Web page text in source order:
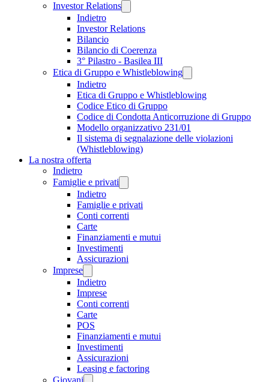
Investor Relations
Indietro
Investor Relations
Bilancio
Bilancio di Coerenza
3° Pilastro - Basilea III
Etica di Gruppo e Whistleblowing
Indietro
Etica di Gruppo e Whistleblowing
Codice Etico di Gruppo
Codice di Condotta Anticorruzione di Gruppo
Modello organizzativo 231/01
Il sistema di segnalazione delle violazioni
(Whistleblowing)
La nostra offerta
Indietro
Famiglie e privati
Indietro
Famiglie e privati
Conti correnti
Carte
Finanziamenti e mutui
Investimenti
Assicurazioni
Imprese
Indietro
Imprese
Conti correnti
Carte
POS
Finanziamenti e mutui
Investimenti
Assicurazioni
Leasing e factoring
Giovani